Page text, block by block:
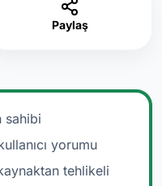
Paylaş
sahibi
yorumu
tehlikeli